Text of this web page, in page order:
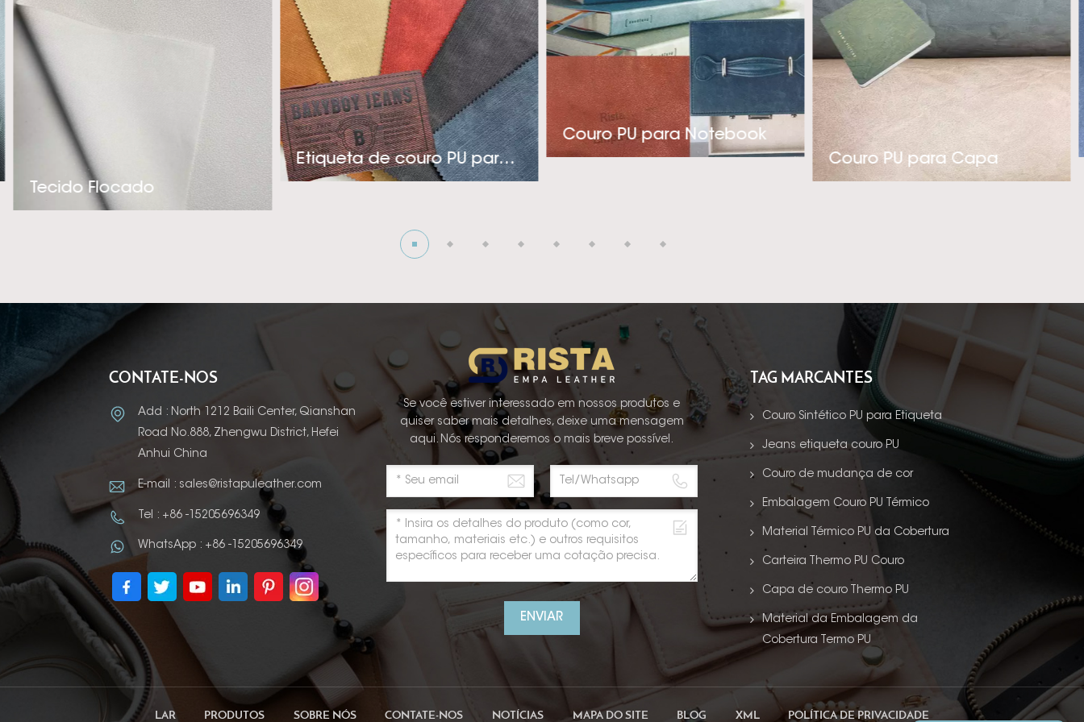
e adequado para a indústria de rótulos, embalagens e coberturas de luxo. Com nossa
experiência técnica e pensamento inovador, a Rista adota uma abordagem pró-ativa na
criação de produtos econômicos e de aplicação específica para atender nossos clientes’
precisa. Se você estiver procurando por um fornecedor de couro sintético PU térmico polidor
de alta qualidade para sua indústria de roupas, capas ou embalagens sofisticadas, por favor,
entre em contato conosco! A visão da empresa é tentando para se tornar o mais profissional
e melhor fornecedor de couro sintético PU térmico! Ansiosos para criar uma cooperação
profunda com você!
Tecido Flocado
Etiqueta de couro PU para jeans
Couro PU para Notebook
Couro PU para Capa
CONTATE-NOS
Add : North 1212 Baili Center, Qianshan
Road No.888, Zhengwu District, Hefei
Anhui China
E-mail : sales@ristapuleather.com
Tel : +86 -15205696349
WhatsApp : +86 -15205696349
Se você estiver interessado em nossos produtos e
quiser saber mais detalhes, deixe uma mensagem
aqui. Nós responderemos o mais breve possível.
ENVIAR
TAG MARCANTES
Couro Sintético PU para Etiqueta
Jeans etiqueta couro PU
Couro de mudança de cor
Embalagem Couro PU Térmico
Material Térmico PU da Cobertura
Carteira Thermo PU Couro
Capa de couro Thermo PU
Material da Embalagem da
Cobertura Termo PU
LAR PRODUTOS SOBRE NÓS CONTATE-NOS NOTÍCIAS MAPA DO SITE BLOG XML POLÍTICA DE PRIVACIDADE